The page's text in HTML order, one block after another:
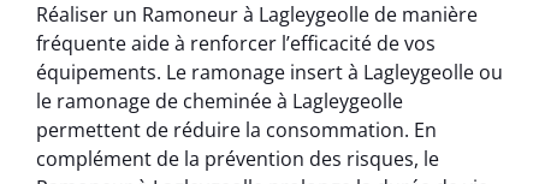
Réaliser un Ramoneur à Lagleygeolle de manière
fréquente aide à renforcer l’efficacité de vos
équipements. Le ramonage insert à Lagleygeolle ou
le ramonage de cheminée à Lagleygeolle
permettent de réduire la consommation. En
complément de la prévention des risques, le